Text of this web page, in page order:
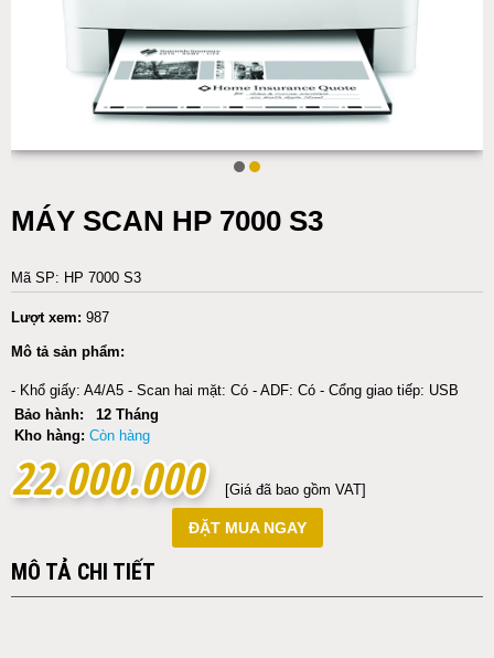
MÁY SCAN HP 7000 S3
Mã SP: HP 7000 S3
Lượt xem: 987
Mô tả sản phẩm:
- Khổ giấy: A4/A5 - Scan hai mặt: Có - ADF: Có - Cổng giao tiếp: USB
Bảo hành:
12 Tháng
Kho hàng: Còn hàng
22.000.000
22.000.000 [Giá đã bao gồm VAT]
ĐẶT MUA NGAY
MÔ TẢ CHI TIẾT